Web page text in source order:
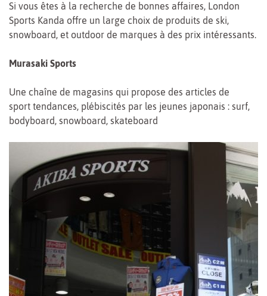
Si vous êtes à la recherche de bonnes affaires, London
Sports Kanda offre un large choix de produits de ski,
snowboard, et outdoor de marques à des prix intéressants.
Murasaki Sports
Une chaîne de magasins qui propose des articles de
sport tendances, plébiscités par les jeunes japonais : surf,
bodyboard, snowboard, skateboard